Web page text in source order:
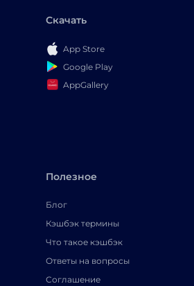
Скачать
App Store
Google Play
AppGallery
Полезное
Блог
Кэшбэк термины
Что такое кэшбэк
Ответы на вопросы
Соглашение